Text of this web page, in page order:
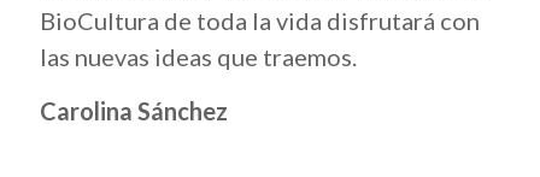
BioCultura de toda la vida disfrutará con
las nuevas ideas que traemos.
Carolina Sánchez